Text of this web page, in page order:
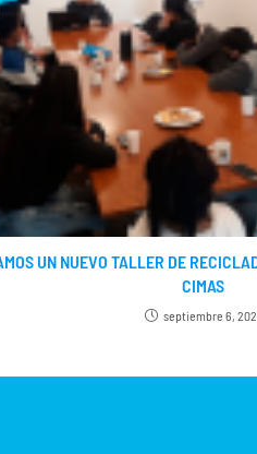
UN NUEVO TALLER DE
CIMAS
septiembre 6,